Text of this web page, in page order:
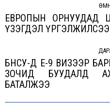
ЕВРОПЫН ОРНУУДАД
ҮЗЭГДЭЛ
БНСУ-Д Е-9 ВИЗЭЭР
ЗОЧИД БУУДАЛД
БАТАЛЖЭЭ